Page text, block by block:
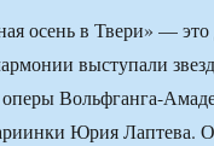
осень в Твери» — это
выступали
Вольфганга-
Юрия Лаптева.